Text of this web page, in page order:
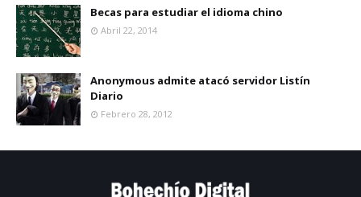
Becas para estudiar el idioma chino
Abril 22, 2014
Anonymous admite atacó servidor Listín
Diario
Febrero 28, 2012